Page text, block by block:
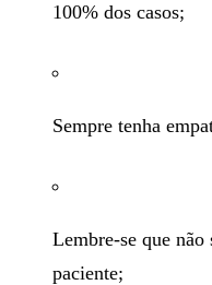
100% dos casos;
Sempre tenha
Lembre-se que não
paciente;